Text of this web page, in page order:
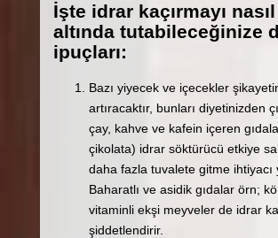
İşte idrar kaçırmayı
altında tutabileceğinize
ipuçları:
Bazı yiyecek ve içecekler
artıracaktır, bunları diyetinizden
çay, kahve ve kafein içeren
çikolata) idrar söktürücü etkiye
daha fazla tuvalete gitme ihtiyacı
Baharatlı ve asidik gıdalar örn;
vitaminli ekşi meyveler de idrar
şiddetlendirir.